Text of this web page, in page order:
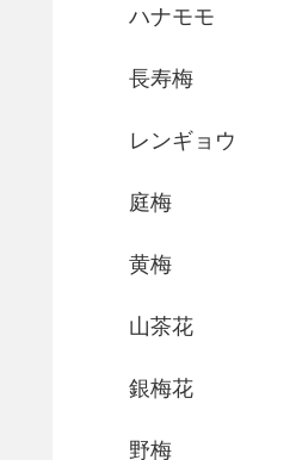
ハナモモ
長寿梅
レンギョウ
庭梅
黄梅
山茶花
銀梅花
野梅